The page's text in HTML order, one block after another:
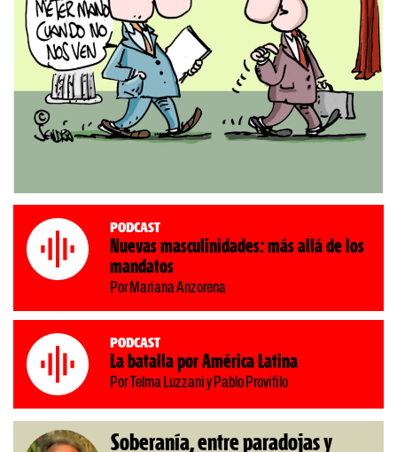
Podcast
Nuevas masculinidades: más allá de los
mandatos
Por Mariana Anzorena
Podcast
La batalla por América Latina
Por Telma Luzzani y Pablo Provitilo
Soberanía, entre paradojas y